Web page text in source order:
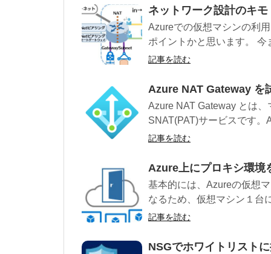
ネットワーク設計のキ
Azureでの仮想マシンの利
ポイントかと思います。
記事を読む
Azure NAT Gateway を
Azure NAT Gateway とは
SNAT(PAT)サービスです。
記事を読む
Azure上にプロキシ環境
基本的には、Azureの仮想
なるため、仮想マシン１台
記事を読む
NSGでホワイトリスト